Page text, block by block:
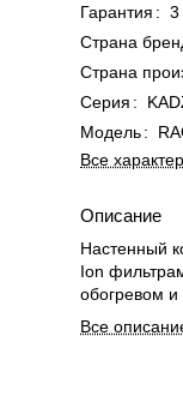
Гарантия : 3
Страна
Страна
Серия :
Модель:
Все
Описание
Настенный
Ion
обогревом и
Все